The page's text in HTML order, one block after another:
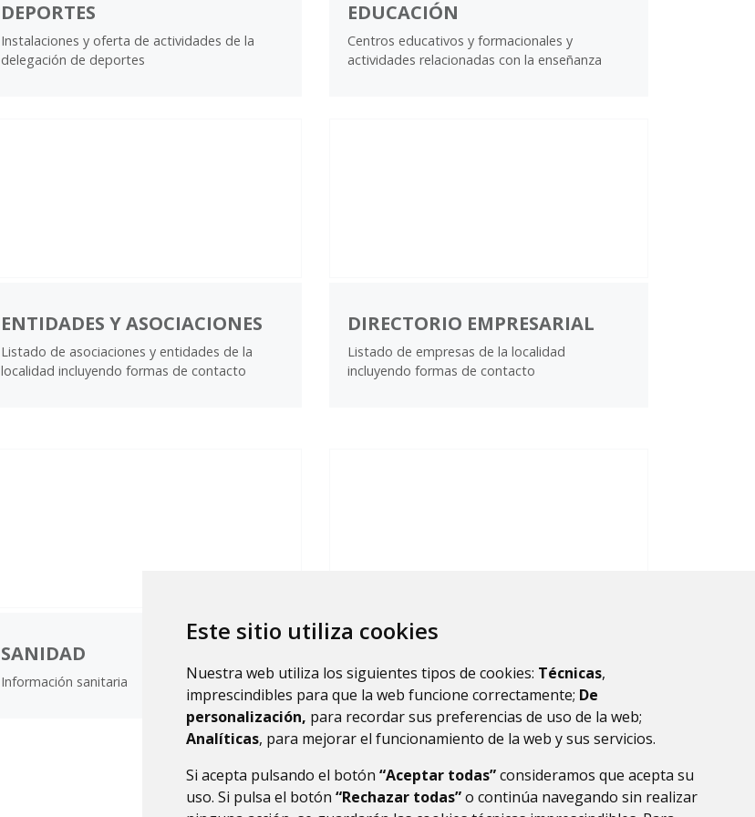
Este sitio utiliza cookies
Nuestra web utiliza los siguientes tipos de cookies: Técnicas,
imprescindibles para que la web funcione correctamente; De
personalización, para recordar sus preferencias de uso de la web;
Analíticas, para mejorar el funcionamiento de la web y sus servicios.
Si acepta pulsando el botón “Aceptar todas”consideramos que acepta su
uso. Si pulsa el botón “Rechazar todas”o continúa navegando sin realizar
DEPORTES
Instalaciones y oferta de actividades de la
delegación de deportes
EDUCACIÓN
Centros educativos y formacionales y
actividades relacionadas con la enseñanza
ENTIDADES Y ASOCIACIONES
Listado de asociaciones y entidades de la
localidad incluyendo formas de contacto
DIRECTORIO EMPRESARIAL
Listado de empresas de la localidad
incluyendo formas de contacto
SANIDAD
Información sanitaria